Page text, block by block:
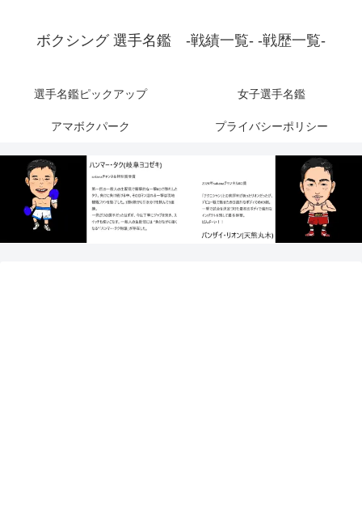
ボクシング 選手名鑑 -戦績一覧- -戦歴一覧-
選手名鑑ピックアップ 女子選手名鑑
アマボクパーク プライバシーポリシー